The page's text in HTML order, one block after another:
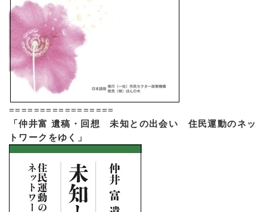
=================
「仲井富 遺稿・回想 未知との出会い 住民運動のネッ
トワークをゆく」